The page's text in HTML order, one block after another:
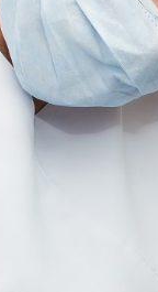
y
vanidad,
personas
de